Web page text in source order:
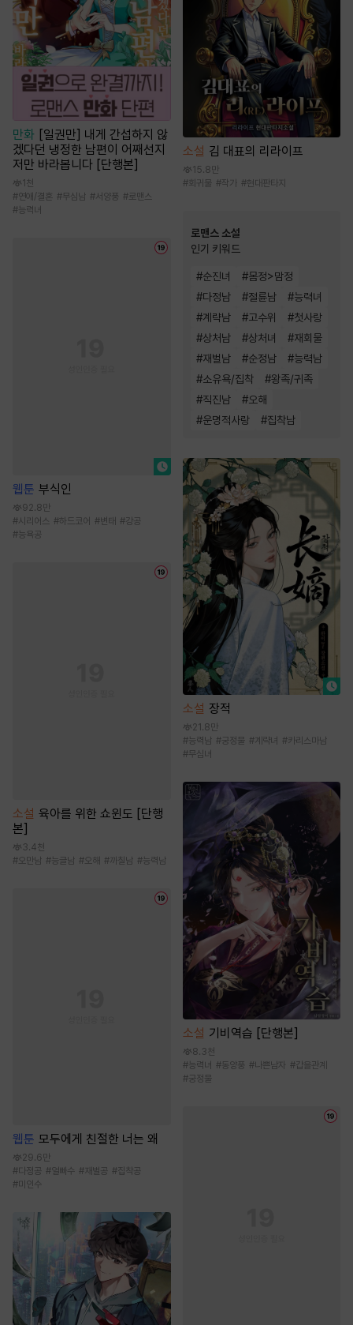
만화 [일권만] 내게 간섭하지 않
겠다던 냉정한 남편이 어째선지
저만 바라봅니다 [단행본]
1천
#연애/결혼 #무심남 #서양풍 #로맨스
#능력녀
웹툰 부식인
92.8만
#시리어스 #하드코어 #변태 #강공
#능욕공
소설 육아를 위한 쇼윈도 [단행
본]
3.4천
#오만남 #능글남 #오해 #까칠남 #능력남
웹툰 모두에게 친절한 너는 왜
29.6만
#다정공 #얼빠수 # 재벌공 #집착공
#미인수
소설 김 대표의 리라이프
15.8만
#회귀물 #작가 #현대판타지
로맨스 소설
인기 키워드
#순진녀 #몸정>맘정
#다정남 #절륜남 #능력녀
#계략남 #고수위 #첫사랑
#상처남 #상처녀 #재회물
#재벌남 #순정남 #능력남
#소유욕/집착 #왕족/귀족
#직진남 #오해
#운명적사랑 #집착남
소설 장적
21.8만
#능력남 #궁정물 #계략녀 #카리스마남
#무심녀
소설 기비역습 [단행본]
8.3천
#능력녀 #동양풍 #나쁜남자 #갑을관계
#궁정물